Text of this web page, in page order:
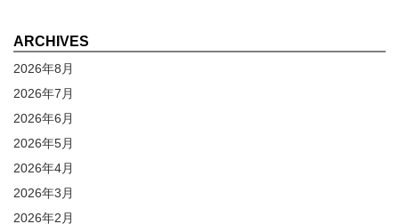
ARCHIVES
2026年8月
2026年7月
2026年6月
2026年5月
2026年4月
2026年3月
2026年2月